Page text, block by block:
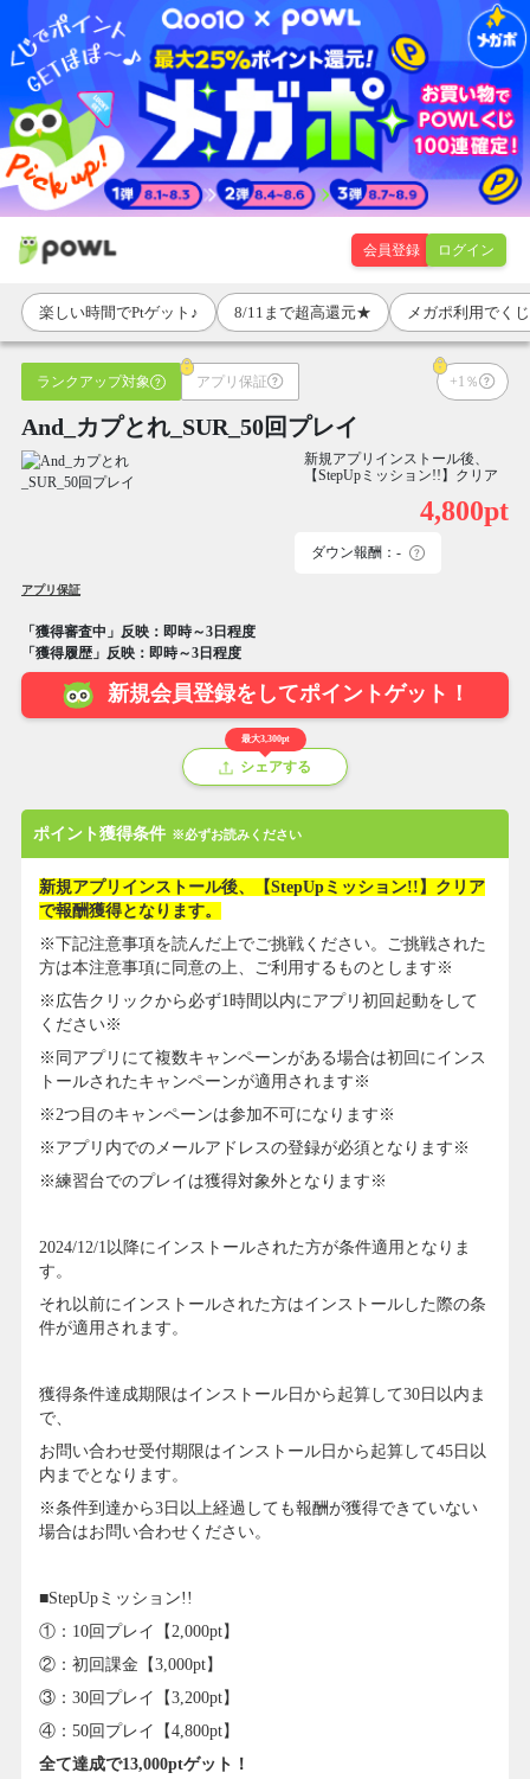
会員登録 ログイン
楽しい時間でPtゲット♪ 8/11まで超高還元★ メガポ利用でく
ランクアップ対象 アプリ保証 +1％
And_カプとれ_SUR_50回プレイ
新規アプリインストール後、
【StepUpミッション!!】クリア
4,800pt
ダウン報酬：-
アプリ保証
「獲得審査中」反映：即時～3日程度
「獲得履歴」反映：即時～3日程度
新規会員登録をしてポイントゲット！
最大3,300pt
シェアする
ポイント獲得条件 ※必ずお読みください
新規アプリインストール後、【StepUpミッション!!】クリア
で報酬獲得となります。
※下記注意事項を読んだ上でご挑戦ください。ご挑戦された
方は本注意事項に同意の上、ご利用するものとします※
※広告クリックから必ず1時間以内にアプリ初回起動をして
ください※
※同アプリにて複数キャンペーンがある場合は初回にインス
トールされたキャンペーンが適用されます※
※2つ目のキャンペーンは参加不可になります※
※アプリ内でのメールアドレスの登録が必須となります※
※練習台でのプレイは獲得対象外となります※
2024/12/1以降にインストールされた方が条件適用となりま
す。
それ以前にインストールされた方はインストールした際の条
件が適用されます。
獲得条件達成期限はインストール日から起算して30日以内ま
で、
お問い合わせ受付期限はインストール日から起算して45日以
内までとなります。
※条件到達から3日以上経過しても報酬が獲得できていない
場合はお問い合わせください。
■StepUpミッション!!
①：10回プレイ【2,000pt】
②：初回課金【3,000pt】
③：30回プレイ【3,200pt】
④：50回プレイ【4,800pt】
全て達成で13,000ptゲット！